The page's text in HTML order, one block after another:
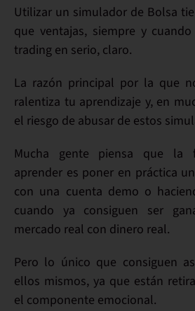
Utilizar un simulador de Bolsa
que ventajas, siempre y
trading en serio, claro.
La razón principal por la que
ralentiza tu aprendizaje y, en
el riesgo de abusar de estos
Mucha gente piensa que la
aprender es poner en práctica un
con una cuenta demo o
cuando ya consiguen ser
mercado real con dinero real.
Pero lo único que consiguen
ellos mismos, ya que están
el componente emocional.